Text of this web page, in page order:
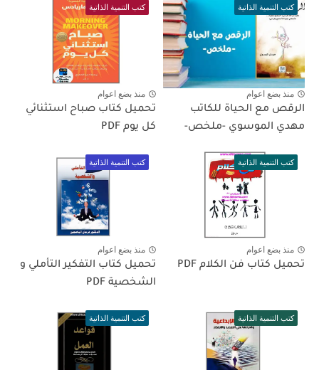
كتب التنمية الذاتية
منذ بضع اعوام
الرقص مع الحياة للكاتب
مهدي الموسوي -ملخص-
كتب التنمية الذاتية
منذ بضع اعوام
تحميل كتاب صباح استثنائي
كل يوم PDF
كتب التنمية الذاتية
منذ بضع اعوام
تحميل كتاب فن الكلام PDF
كتب التنمية الذاتية
منذ بضع اعوام
تحميل كتاب التفكير التأملي و
الشخصية PDF
كتب التنمية الذاتية كتب التنمية الذاتية